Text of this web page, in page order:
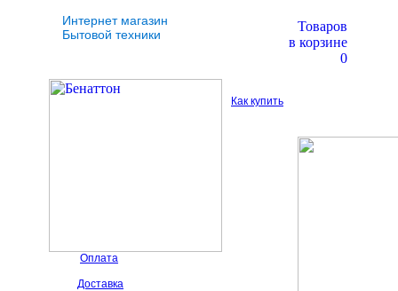
Интернет магазин
Бытовой техники
Товаров
в корзине
0
Как купить
Оплата
Доставка